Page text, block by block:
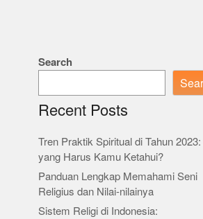
Search
Recent Posts
Tren Praktik Spiritual di Tahun
yang Harus Kamu Ketahui?
Panduan Lengkap Memahami Seni
Religius dan Nilai-nilainya
Sistem Religi di Indonesia: